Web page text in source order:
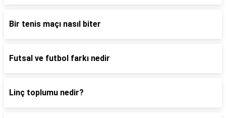
Bir tenis maçı nasıl biter
Futsal ve futbol farkı nedir
Linç toplumu nedir?